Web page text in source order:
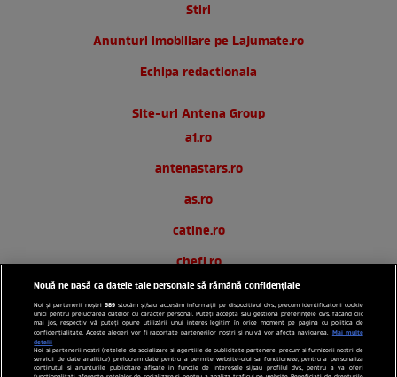
Stiri
Anunturi imobiliare pe Lajumate.ro
Echipa redactionala
Site-uri Antena Group
a1.ro
antenastars.ro
as.ro
catine.ro
chefi.ro
deparinti.ro
medicool.ro
observatornews.ro
Nouă ne pasă ca datele tale personale să rămână confidențiale
Noi și partenerii noștri589 stocăm și/sau accesăm informații pe dispozitivul dvs., precum identificatorii cookie
unici pentru prelucrarea datelor cu caracter personal. Puteți accepta sau gestiona preferințele dvs. făcând clic
mai jos, respectiv vă puteți opune utilizării unui interes legitim în orice moment pe pagina cu politica de
confidențialitate. Aceste alegeri vor fi raportate partenerilor noștri și nu vă vor afecta navigarea. Mai multe
detalii
Noi si partenerii nostri (retelele de socializare si agentiile de publicitate partenere, precum si furnizorii nostri de
servicii de date analitice) prelucram date pentru a permite website-ului sa functioneze, pentru a personaliza
continutul si anunturile publicitare afisate in functie de interesele si/sau profilul dvs., pentru a va oferi